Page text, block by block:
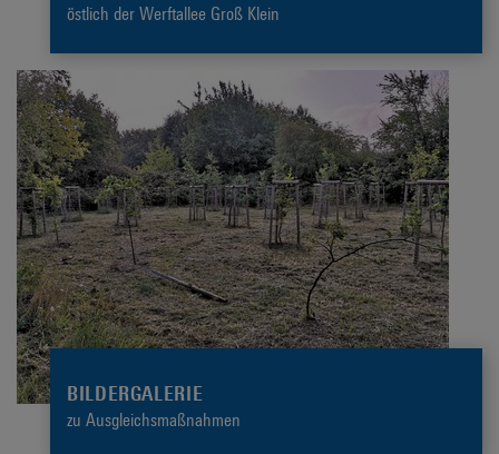
östlich der Werftallee Groß Klein
BILDERGALERIE
zu Ausgleichsmaßnahmen